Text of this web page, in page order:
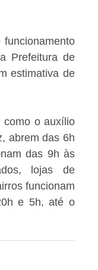
Prefeitura de
estimativa de
como o auxílio
abrem das 6h
das 9h às
lojas de
funcionam
e 5h, até o